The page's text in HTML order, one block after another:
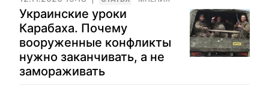
Украинские уроки
Карабаха. Почему
вооруженные конфликты
нужно заканчивать, а не
замораживать